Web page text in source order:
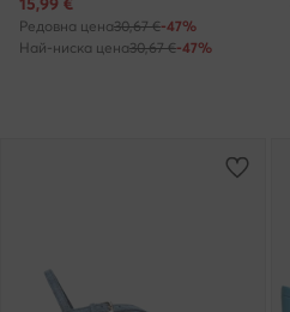
Редовна цена30,67 €-47%
Най-ниска цена30,67 €-47%